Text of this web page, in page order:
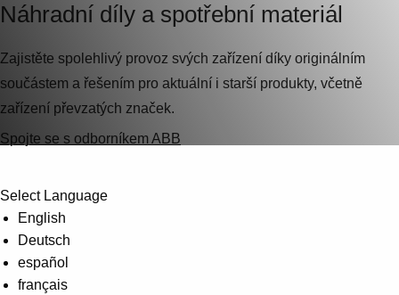
Náhradní díly a spotřební materiál
Zajistěte spolehlivý provoz svých zařízení díky originálním
součástem a řešením pro aktuální i starší produkty, včetně
zařízení převzatých značek.
Spojte se s odborníkem ABB
Select Language
English
Deutsch
español
français